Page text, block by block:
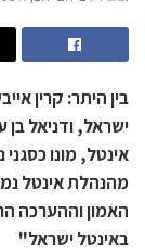
בין היתר: קרין
ישראל, ודניאל
מהנהלת אינטל
האמון וההערכה
באינטל ישראל"